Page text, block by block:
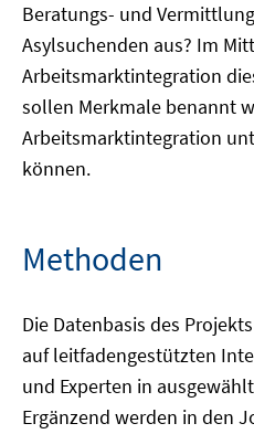
Beratungs- und
Asylsuchenden aus? Im
Arbeitsmarktintegration
sollen Merkmale benannt
Arbeitsmarktintegration
können.
Methoden
Die Datenbasis des
auf leitfadengestützten
und Experten in
Ergänzend werden in den